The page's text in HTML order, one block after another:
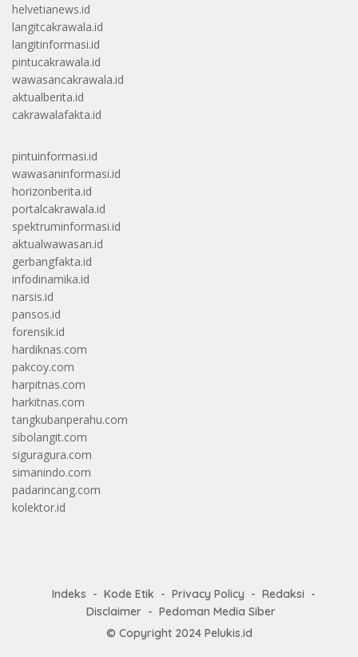
helvetianews.id
langitcakrawala.id
langitinformasi.id
pintucakrawala.id
wawasancakrawala.id
aktualberita.id
cakrawalafakta.id
pintuinformasi.id
wawasaninformasi.id
horizonberita.id
portalcakrawala.id
spektruminformasi.id
aktualwawasan.id
gerbangfakta.id
infodinamika.id
narsis.id
pansos.id
forensik.id
hardiknas.com
pakcoy.com
harpitnas.com
harkitnas.com
tangkubanperahu.com
sibolangit.com
siguragura.com
simanindo.com
padarincang.com
kolektor.id
Indeks Kode Etik Privacy Policy
Redaksi
Disclaimer
Pedoman Media Siber
© Copyright 2024 Pelukis.id